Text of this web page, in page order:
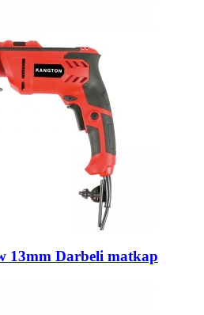
13mm Darbeli matkap